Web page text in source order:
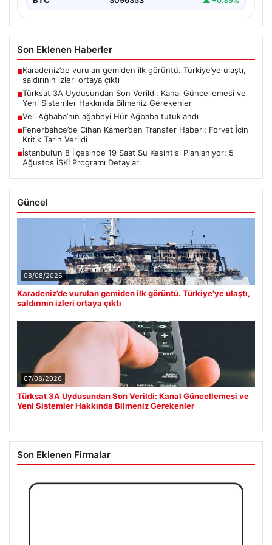
Son Eklenen Haberler
■Karadeniz’de vurulan gemiden ilk görüntü. Türkiye’ye ulaştı,
saldırının izleri ortaya çıktı
■Türksat 3A Uydusundan Son Verildi: Kanal Güncellemesi ve
Yeni Sistemler Hakkında Bilmeniz Gerekenler
■Veli Ağbaba’nın ağabeyi Hür Ağbaba tutuklandı
■Fenerbahçe’de Cihan Kamer’den Transfer Haberi: Forvet İçin
Kritik Tarih Verildi
■İstanbul’un 8 İlçesinde 19 Saat Su Kesintisi Planlanıyor: 5
Ağustos İSKİ Programı Detayları
Güncel
08/08/2026
Karadeniz’de vurulan gemiden ilk görüntü. Türkiye’ye ulaştı,
saldırının izleri ortaya çıktı
07/08/2026
Türksat 3A Uydusundan Son Verildi: Kanal Güncellemesi ve
Yeni Sistemler Hakkında Bilmeniz Gerekenler
Son Eklenen Firmalar